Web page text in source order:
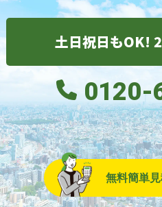
土日祝日もOK!
0120-
無料簡単